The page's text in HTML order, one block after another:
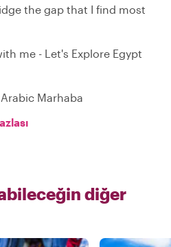
the gap that I find most
me - Let's Explore Egypt
Marhaba
diğer